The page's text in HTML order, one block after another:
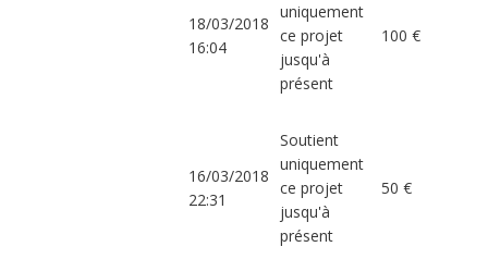
18/03/2018
16:04
uniquement
ce projet
jusqu'à
présent
100 €
16/03/2018
22:31
Soutient
uniquement
ce projet
jusqu'à
présent
50 €